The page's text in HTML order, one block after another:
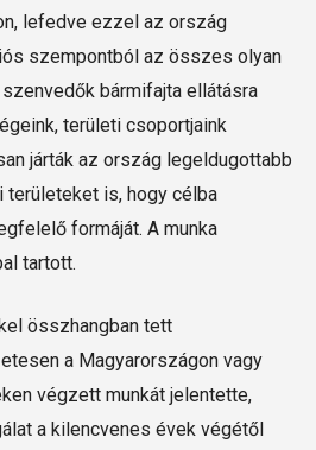
lefedve ezzel az ország
szempontból az összes olyan
bármifajta ellátásra
területi csoportjaink
járták az ország legeldugottabb
területeket is, hogy célba
formáját. A munka
tartott.
összhangban tett
a Magyarországon vagy
végzett munkát jelentette,
a kilencvenes évek végétől